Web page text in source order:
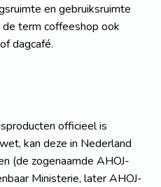
en gebruiksruimte
term coffeeshop ook
dagcafé.
officieel is
kan deze in Nederland
(de zogenaamde AHOJ-
Ministerie, later AHOJ-